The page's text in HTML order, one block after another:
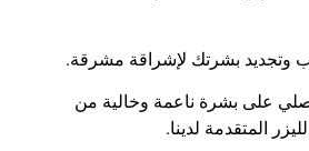
وتجديد بشرتك لإشراقة مشرقة.
على بشرة ناعمة وخالية من
المتقدمة لدينا.